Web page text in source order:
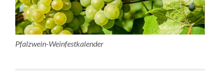
Pfalzwein-Weinfestkalender